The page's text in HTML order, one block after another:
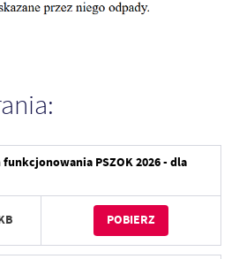
PSZOK 2026 - dla
POBIERZ